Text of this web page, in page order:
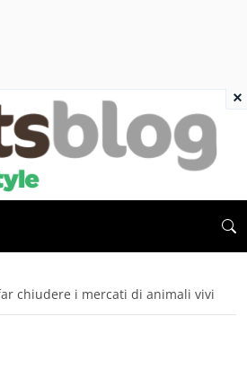
far chiudere i mercati di animali vivi
×